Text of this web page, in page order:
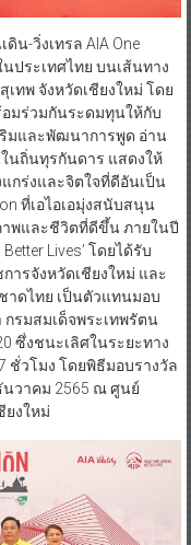
ดิน-วิ่งเทรล AIA One
ประเทศไทย บนเส้นทาง
ทพ จังหวัดเชียงใหม่ โดย
อมร่วมกันระดมทุนให้กับ
ริมและพัฒนาการพูด อ่าน
นถิ่นทุรกันดาร แสดงให้
กร่งและจิตใจที่ดีอันเป็น
ที่เอไอเอมุ่งสนับสนุน
พและชีวิตที่ดีขึ้น ภายในปี
Lives’ โดยได้รับ
ารจังหวัดเชียงใหม่ และ
าดไทย เป็นตัวแทนมอบ
รมสมเด็จพระเทพรัตน
ซึ่งชนะเลิศในระยะทาง
ชั่วโมง โดยพิธีมอบรางวัล
นวาคม 2565 ณ ศูนย์
งใหม่